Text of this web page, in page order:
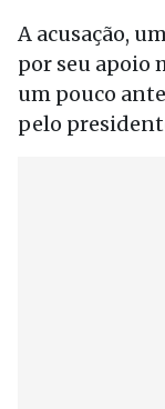
A acusação,
por seu apoio
um pouco
pelo